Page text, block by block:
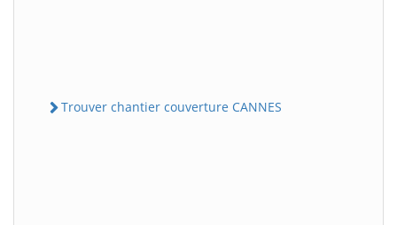
Trouver chantier couverture CANNES